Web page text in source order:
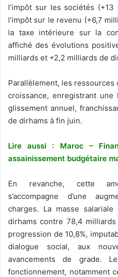
l’impôt sur les sociétés
l’impôt sur le revenu (+6,7
la taxe intérieure sur la
affiché des évolutions
milliards et +2,2 milliards de
Parallèlement, les
croissance, enregistrant
glissement annuel,
de dirhams à fin juin.
Lire aussi : Maroc –
assainissement budgétaire
En revanche, cette
s’accompagne d’une
charges. La masse
dirhams contre 78,4
progression de 10,8%,
dialogue social, aux
avancements de grade.
fonctionnement, notamment